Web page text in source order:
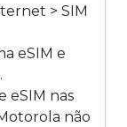
> SIM
eSIM e
eSIM nas
não